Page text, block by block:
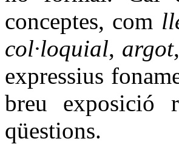
conceptes, com
col·loquial, argot
expressius
breu exposició
qüestions.